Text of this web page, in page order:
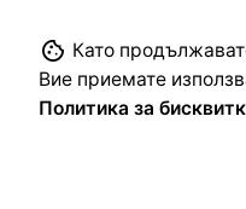
Като
Вие приемате
Политика за